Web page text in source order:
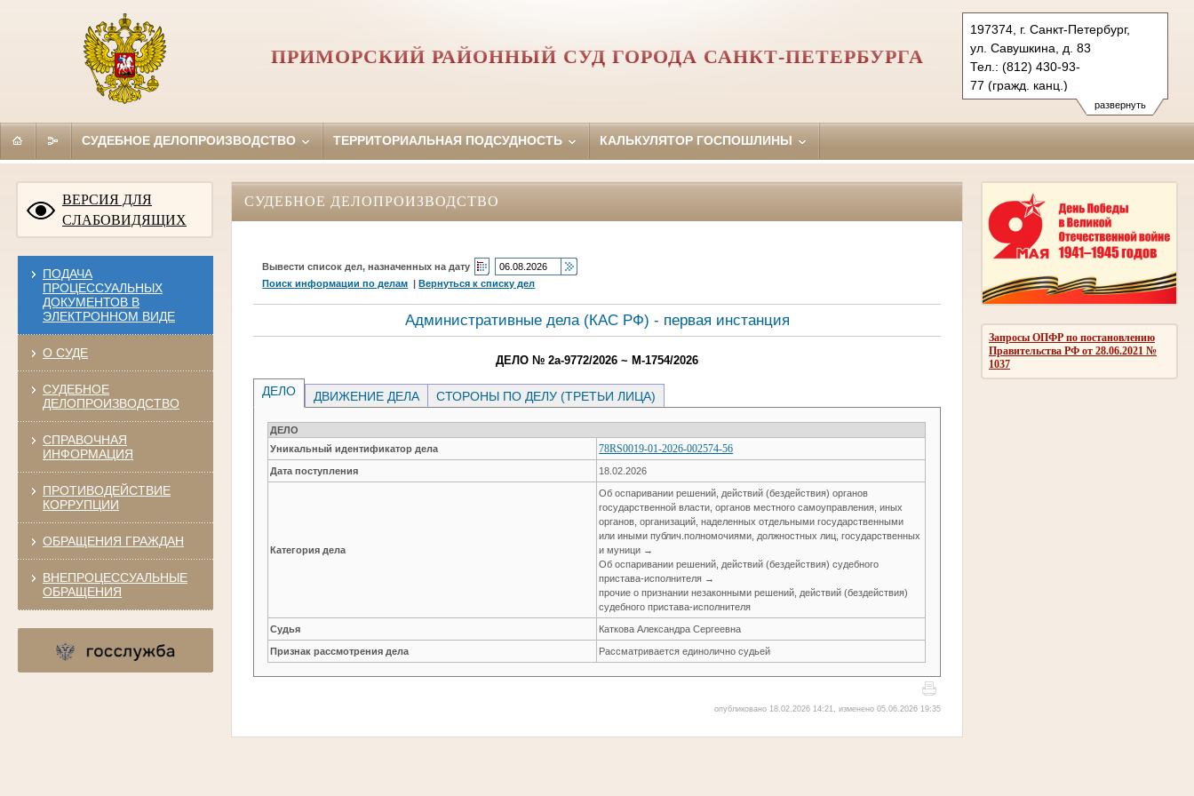
развернуть
197374, г. Санкт-Петербург,
ул. Савушкина, д. 83
Тел.: (812) 430-93-
77 (гражд. канц.)
(812) 430-93-88 (угол. канц.)
primorsky.spb@sudrf.ru
ПРИМОРСКИЙ РАЙОННЫЙ СУД ГОРОДА САНКТ-ПЕТЕРБУРГА
СУДЕБНОЕ ДЕЛОПРОИЗВОДСТВО ТЕРРИТОРИАЛЬНАЯ ПОДСУДНОСТЬ КАЛЬКУЛЯТОР ГОСПОШЛИНЫ
ВЕРСИЯ ДЛЯ
СЛАБОВИДЯЩИХ
ПОДАЧА
ПРОЦЕССУАЛЬНЫХ
ДОКУМЕНТОВ В
ЭЛЕКТРОННОМ ВИДЕ
О СУДЕ
СУДЕБНОЕ
ДЕЛОПРОИЗВОДСТВО
СПРАВОЧНАЯ
ИНФОРМАЦИЯ
ПРОТИВОДЕЙСТВИЕ
КОРРУПЦИИ
ОБРАЩЕНИЯ ГРАЖДАН
ВНЕПРОЦЕССУАЛЬНЫЕ
ОБРАЩЕНИЯ
Запросы ОПФР по постановлению
Правительства РФ от 28.06.2021 №
1037
СУДЕБНОЕ ДЕЛОПРОИЗВОДСТВО
Вывести список дел, назначенных на дату
Поиск информации по делам |Вернуться к списку дел
Административные дела (КАC РФ) - первая инстанция
ДЕЛО № 2а-9772/2026 ~ М-1754/2026
ДЕЛО ДВИЖЕНИЕ ДЕЛА СТОРОНЫ ПО ДЕЛУ (ТРЕТЬИ ЛИЦА)
ДЕЛО
Уникальный идентификатор дела
78RS0019-01-2026-002574-56
Дата поступления 18.02.2026
Категория дела
Об оспаривании решений, действий (бездействия) органов
государственной власти, органов местного самоуправления, иных
органов, организаций, наделенных отдельными государственными
или иными публич.полномочиями, должностных лиц, государственных
и муници →
Об оспаривании решений, действий (бездействия) судебного
пристава-исполнителя →
прочие о признании незаконными решений, действий (бездействия)
судебного пристава-исполнителя
Судья Каткова Александра Сергеевна
Признак рассмотрения дела Рассматривается единолично судьей
опубликовано 18.02.2026 14:21, изменено 05.06.2026 19:35